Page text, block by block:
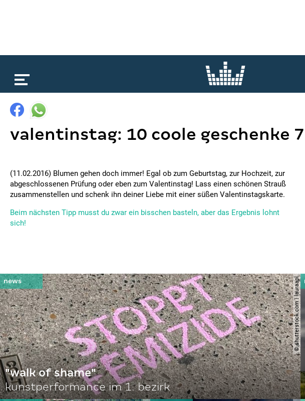
valentinstag: 10 coole geschenke 7
(11.02.2016) Blumen gehen doch immer! Egal ob zum Geburtstag, zur Hochzeit, zur
abgeschlossenen Prüfung oder eben zum Valentinstag! Lass einen schönen Strauß
zusammenstellen und schenk ihn deiner Liebe mit einer süßen Valentinstagskarte.
Beim nächsten Tipp musst du zwar ein bisschen basteln, aber das Ergebnis lohnt
sich!
© shutterstock.com | lauraapl
"walk of shame"
kunstperformance im 1. bezirk